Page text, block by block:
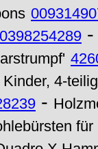
4-teilig
-